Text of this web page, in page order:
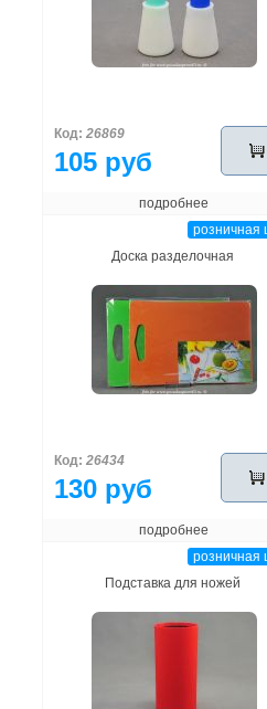
Код: 26869
105 руб
подробнее
розничная
Доска разделочная
Код: 26434
130 руб
подробнее
розничная
Подставка для ножей